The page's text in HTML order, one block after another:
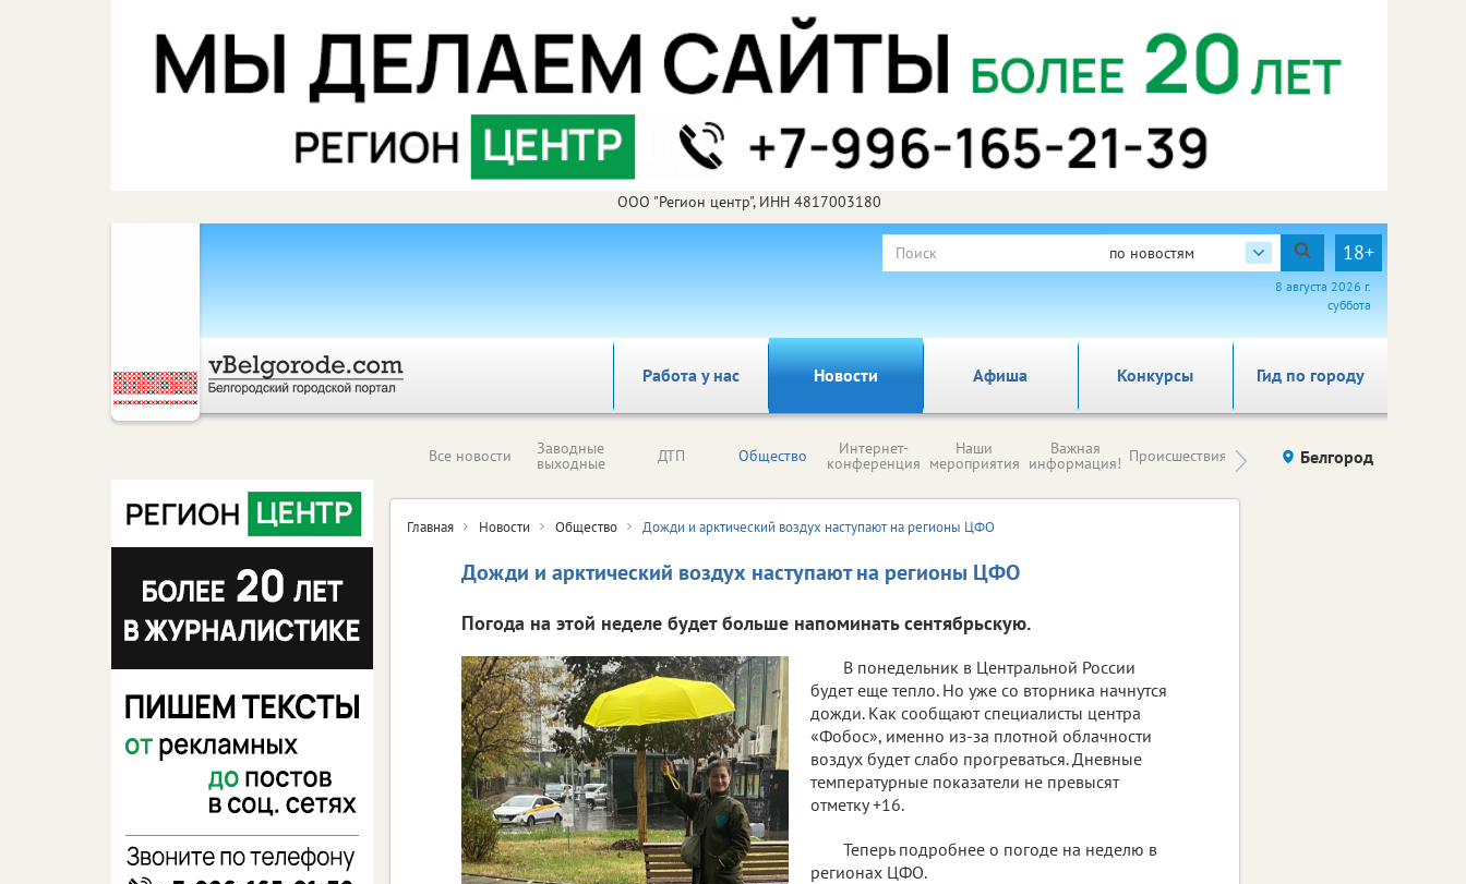
ООО "Регион центр", ИНН 4817003180
по новостям 18+
8 августа 2026 г.
суббота
Работа у нас Новости Афиша Гид по городу
Конкурсы
Все новости Заводные
выходные ДТП Общество Интернет-
конференция
Наши
мероприятия
Важная
информация! Происшествия Здоровье компаний (на
правах
Белгород
Главная Новости Общество Дожди и арктический воздух наступают на регионы ЦФО
Дожди и арктический воздух наступают на регионы ЦФО
Погода на этой неделе будет больше напоминать сентябрьскую.
В понедельник в Центральной России
будет еще тепло. Но уже со вторника начнутся
дожди. Как сообщают специалисты центра
«Фобос», именно из-за плотной облачности
воздух будет слабо прогреваться. Дневные
температурные показатели не превысят
отметку +16.
Теперь подробнее о погоде на неделю в
регионах ЦФО.